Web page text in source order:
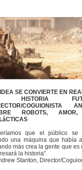
SE CONVIERTE EN
HISTORIA
COGUIONISTA
ROBOTS,
que el público se
una máquina que había
más crea la gente que es
la historia”.
Stanton, Director/